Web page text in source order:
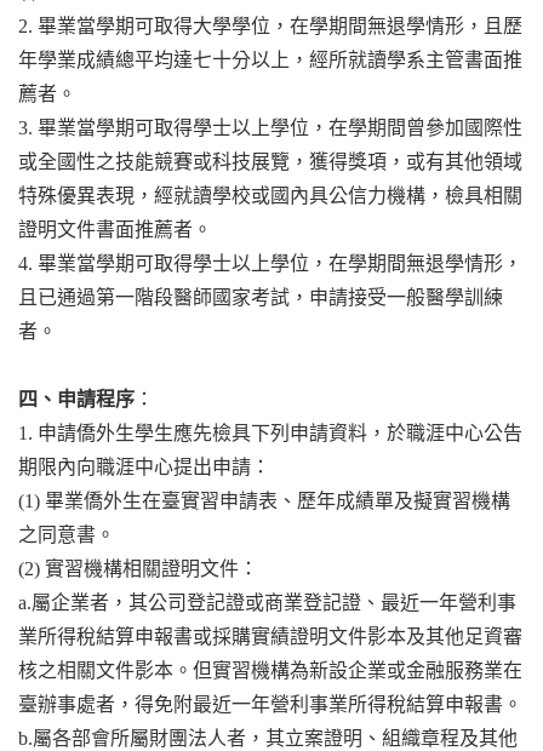
2. 畢業當學期可取得大學學位，在學期間無退學情形，且歷
年學業成績總平均達七十分以上，經所就讀學系主管書面推
薦者。
3. 畢業當學期可取得學士以上學位，在學期間曾參加國際性
或全國性之技能競賽或科技展覽，獲得獎項，或有其他領域
特殊優異表現，經就讀學校或國內具公信力機構，檢具相關
證明文件書面推薦者。
4. 畢業當學期可取得學士以上學位，在學期間無退學情形，
且已通過第一階段醫師國家考試，申請接受一般醫學訓練
者。
四、申請程序 ：
1. 申請僑外生學生應先檢具下列申請資料，於職涯中心公告
期限內向職涯中心提出申請：
(1) 畢業僑外生在臺實習申請表、歷年成績單及擬實習機構
之同意書。
(2) 實習機構相關證明文件：
a.屬企業者，其公司登記證或商業登記證、最近一年營利事
業所得稅結算申報書或採購實績證明文件影本及其他足資審
核之相關文件影本。但實習機構為新設企業或金融服務業在
臺辦事處者，得免附最近一年營利事業所得稅結算申報書。
b.屬各部會所屬財團法人者，其立案證明、組織章程及其他